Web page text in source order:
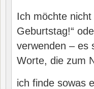
Ich möchte
Geburtstag!“
verwenden – es
Worte, die zum
ich finde sowas